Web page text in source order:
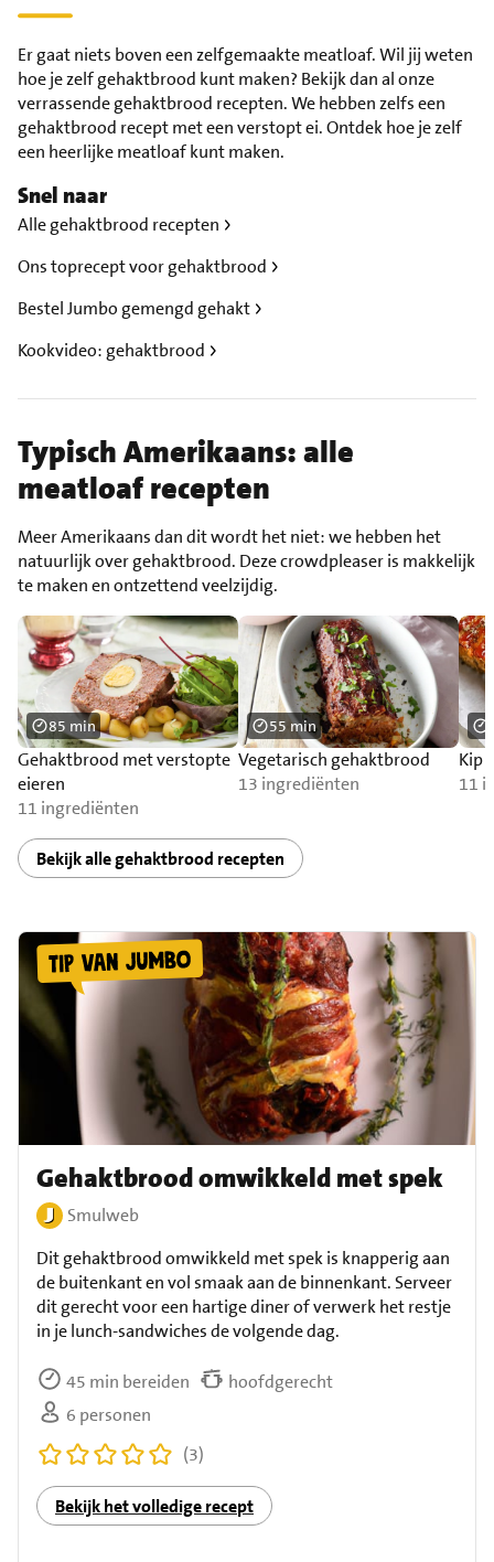
Er gaat niets boven een zelfgemaakte meatloaf. Wil jij weten
hoe je zelf gehaktbrood kunt maken? Bekijk dan al onze
verrassende gehaktbrood recepten. We hebben zelfs een
gehaktbrood recept met een verstopt ei. Ontdek hoe je zelf
een heerlijke meatloaf kunt maken.
Snel naar
Alle gehaktbrood recepten
Ons toprecept voor gehaktbrood
Bestel Jumbo gemengd gehakt
Kookvideo: gehaktbrood
Typisch Amerikaans: alle
meatloaf recepten
Meer Amerikaans dan dit wordt het niet: we hebben het
natuurlijk over gehaktbrood. Deze crowdpleaser is makkelijk
te maken en ontzettend veelzijdig.
Gehaktbrood met verstopte
eieren
11 ingrediënten
85 min
Vegetarisch gehaktbrood
13 ingrediënten
55 min
Kip
11
Bekijk alle gehaktbrood recepten
Gehaktbrood omwikkeld met spek
Smulweb
Dit gehaktbrood omwikkeld met spek is knapperig aan
de buitenkant en vol smaak aan de binnenkant. Serveer
dit gerecht voor een hartige diner of verwerk het restje
in je lunch-sandwiches de volgende dag.
45 min bereiden
hoofdgerecht
6 personen
(3)
Bekijk het volledige recept